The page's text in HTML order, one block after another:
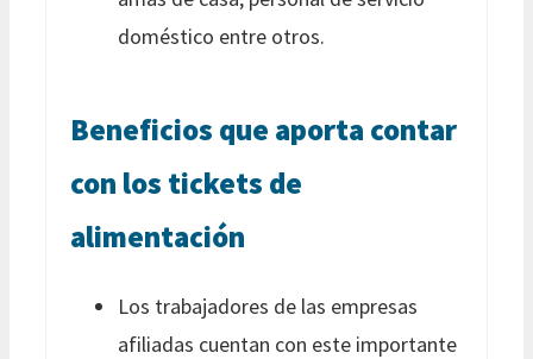
doméstico entre otros.
Beneficios que aporta contar
con los tickets de
alimentación
Los trabajadores de las empresas
afiliadas cuentan con este importante